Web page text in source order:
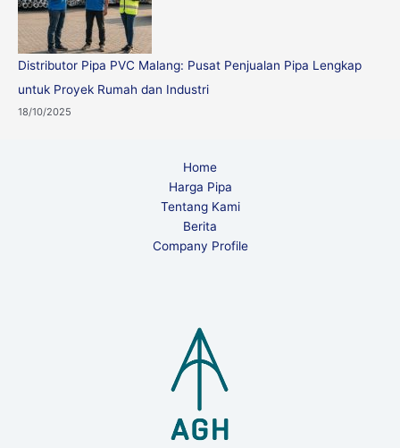
Distributor Pipa PVC Malang: Pusat Penjualan Pipa Lengkap
untuk Proyek Rumah dan Industri
18/10/2025
Home
Harga Pipa
Tentang Kami
Berita
Company Profile